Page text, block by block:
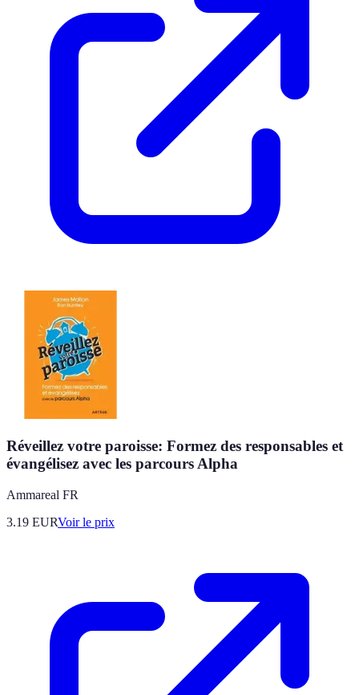
Réveillez votre paroisse: Formez des responsables et
évangélisez avec les parcours Alpha
Ammareal FR
3.19 EURVoir le prix